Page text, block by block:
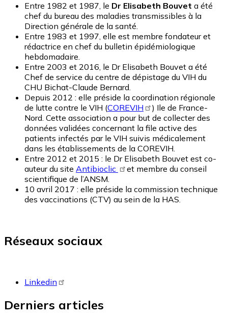
Entre 1982 et 1987, le Dr Elisabeth Bouvet a été
chef du bureau des maladies transmissibles à la
Direction générale de la santé.
Entre 1983 et 1997, elle est membre fondateur et
rédactrice en chef du bulletin épidémiologique
hebdomadaire.
Entre 2003 et 2016, le Dr Elisabeth Bouvet a été
Chef de service du centre de dépistage du VIH du
CHU Bichat-Claude Bernard.
Depuis 2012 : elle préside la coordination régionale
de lutte contre le VIH (COREVIH
) Ile de France-
Nord. Cette association a pour but de collecter des
données validées concernant la file active des
patients infectés par le VIH suivis médicalement
dans les établissements de la COREVIH.
Entre 2012 et 2015 : le Dr Elisabeth Bouvet est co-
auteur du site Antibioclic
et membre du conseil
scientifique de l’ANSM.
10 avril 2017 : elle préside la commission technique
des vaccinations (CTV) au sein de la HAS.
Réseaux sociaux
Linkedin
Derniers articles